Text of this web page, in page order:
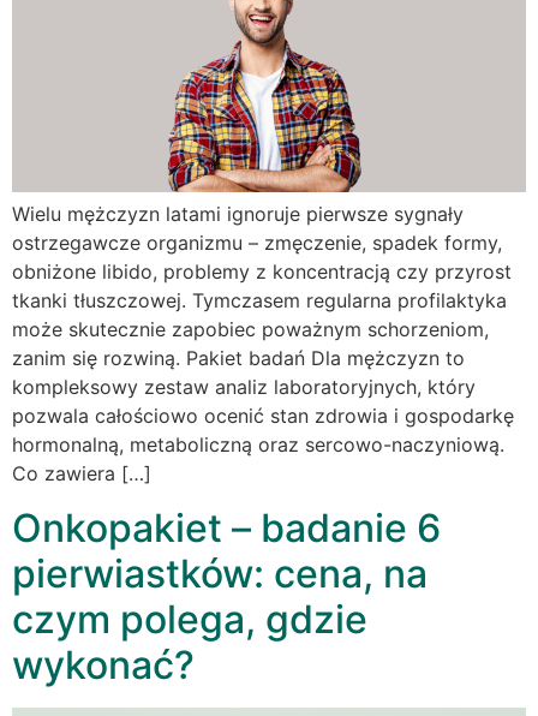
Wielu mężczyzn latami ignoruje pierwsze sygnały
ostrzegawcze organizmu – zmęczenie, spadek formy,
obniżone libido, problemy z koncentracją czy przyrost
tkanki tłuszczowej. Tymczasem regularna profilaktyka
może skutecznie zapobiec poważnym schorzeniom,
zanim się rozwiną. Pakiet badań Dla mężczyzn to
kompleksowy zestaw analiz laboratoryjnych, który
pozwala całościowo ocenić stan zdrowia i gospodarkę
hormonalną, metaboliczną oraz sercowo-naczyniową.
Co zawiera […]
Onkopakiet – badanie 6
pierwiastków: cena, na
czym polega, gdzie
wykonać?